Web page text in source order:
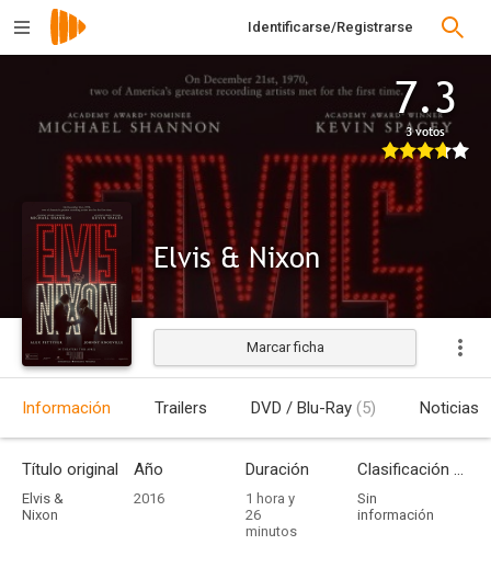
Identificarse/Registrarse
7.3
3 votos
Elvis & Nixon
Marcar ficha
Información Trailers DVD / Blu-Ray (5) Noticias
Título original
Elvis &
Nixon
Año
2016
Duración
1 hora y
26
minutos
Clasificación por edades
Sin
información